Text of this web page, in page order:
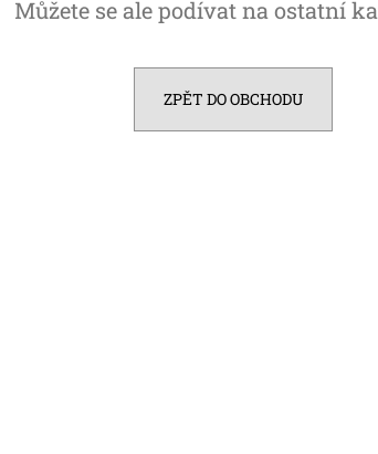
Můžete se ale podívat na ostatní
ZPĚT DO OBCHODU